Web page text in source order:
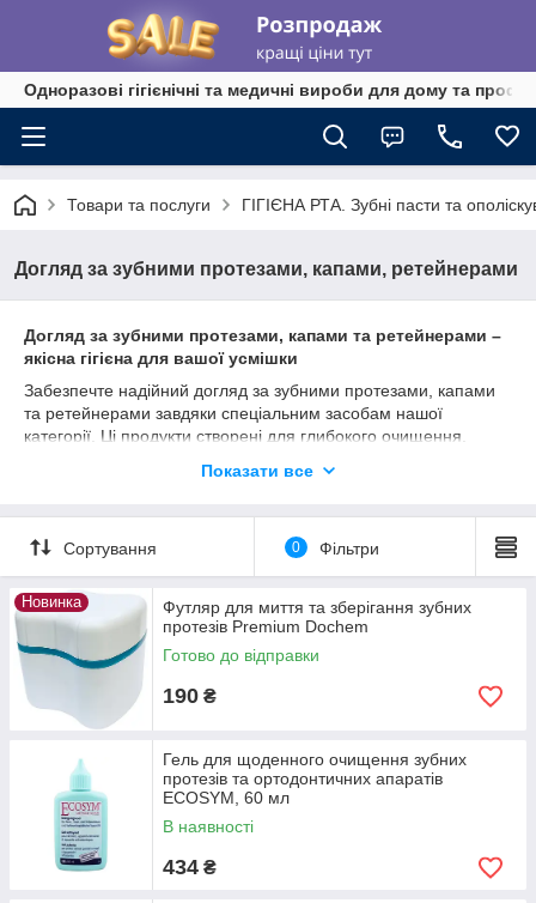
Одноразові гігієнічні та медичні вироби для дому та
Товари та послуги ГІГІЄНА РТА. Зубні пасти та
Догляд за зубними протезами, капами, ретейнерами
Догляд за зубними протезами, капами та ретейнерами –
якісна гігієна для вашої усмішки
Забезпечте надійний догляд за зубними протезами, капами
та ретейнерами завдяки спеціальним засобам нашої
категорії. Ці продукти створені для глибокого очищення,
зберігаючи ваші ортодонтичні конструкції у відмінному стані.
Показати все
Сортування 0 Фільтри
Новинка
Футляр для миття та зберігання зубних
протезів Premium Dochem
Готово до відправки
190 ₴
Гель для щоденного очищення зубних
протезів та ортодонтичних апаратів
ECOSYM, 60 мл
В наявності
434 ₴